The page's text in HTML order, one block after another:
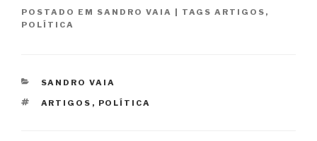
POSTADO EM SANDRO VAIA TAGS ARTIGOS ,
POLÍTICA
CATEGORIAS
SANDRO VAIA
TAGS
ARTIGOS , POLÍTICA